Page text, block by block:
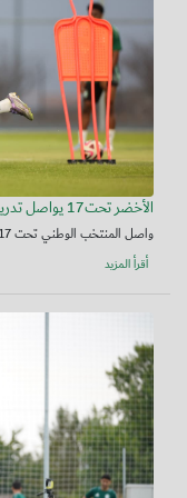
الأخضر تحت17 يواصل تدريباته ضمن معسكر الطائف
واصل المنتخب الوطني تحت 17 عامًا اليوم الثلاثاء تدريباته ضمن معسكره في...
أقرأ المزيد